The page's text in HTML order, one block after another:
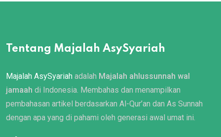
Tentang Majalah AsySyariah
Majalah AsySyariah adalah Majalah ahlussunnah wal
jamaah di Indonesia. Membahas dan menampilkan
pembahasan artikel berdasarkan Al-Qur’an dan As Sunnah
dengan apa yang di pahami oleh generasi awal umat ini.